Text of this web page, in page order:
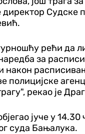
директор Судске
рећи да
за
након
полицијске
рекао је
јуче у 14.30
суда Бањалука.